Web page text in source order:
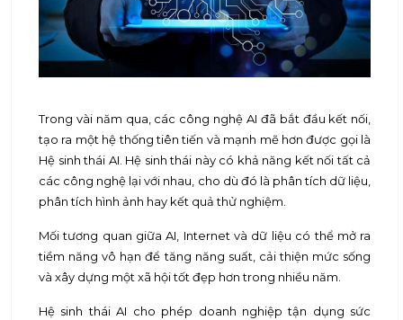
Trong vài năm qua, các công nghệ AI đã bắt đầu kết nối,
tạo ra một hệ thống tiên tiến và mạnh mẽ hơn được gọi là
Hệ sinh thái AI. Hệ sinh thái này có khả năng kết nối tất cả
các công nghệ lại với nhau, cho dù đó là phân tích dữ liệu,
phân tích hình ảnh hay kết quả thử nghiệm.
Mối tương quan giữa AI, Internet và dữ liệu có thể mở ra
tiềm năng vô hạn để tăng năng suất, cải thiện mức sống
và xây dựng một xã hội tốt đẹp hơn trong nhiều năm.
Hệ sinh thái AI cho phép doanh nghiệp tận dụng sức